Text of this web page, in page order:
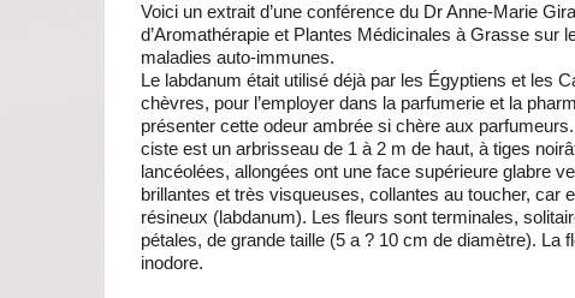
Voici un extrait d’une conférence du Dr Anne-Marie
d’Aromathérapie et Plantes Médicinales à Grasse sur
maladies auto-immunes.
Le labdanum était utilisé déjà par les Égyptiens et les
chèvres, pour l’employer dans la parfumerie et la
présenter cette odeur ambrée si chère aux
ciste est un arbrisseau de 1 à 2 m de haut, à tiges
lancéolées, allongées ont une face supérieure glabre
brillantes et très visqueuses, collantes au toucher,
résineux (labdanum). Les fleurs sont terminales,
pétales, de grande taille (5 a ? 10 cm de diamètre). La
inodore.